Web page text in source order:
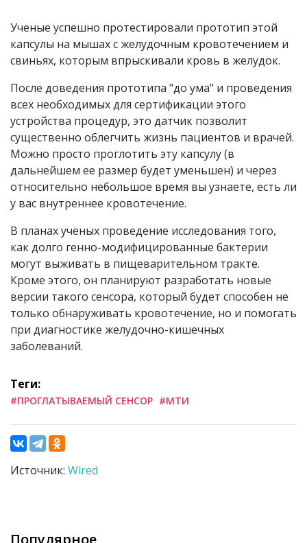
Ученые успешно протестировали прототип этой
капсулы на мышах с желудочным кровотечением и
свиньях, которым впрыскивали кровь в желудок.
После доведения прототипа "до ума" и проведения
всех необходимых для сертификации этого
устройства процедур, это датчик позволит
существенно облегчить жизнь пациентов и врачей.
Можно просто проглотить эту капсулу (в
дальнейшем ее размер будет уменьшен) и через
относительно небольшое время вы узнаете, есть ли
у вас внутреннее кровотечение.
В планах ученых проведение исследования того,
как долго генно-модифицированные бактерии
могут выживать в пищеварительном тракте.
Кроме этого, он планируют разработать новые
версии такого сенсора, который будет способен не
только обнаруживать кровотечение, но и помогать
при диагностике желудочно-кишечных
заболеваний.
Теги:
#ПРОГЛАТЫВАЕМЫЙ СЕНСОР #МТИ
Источник: Wired
Популярное